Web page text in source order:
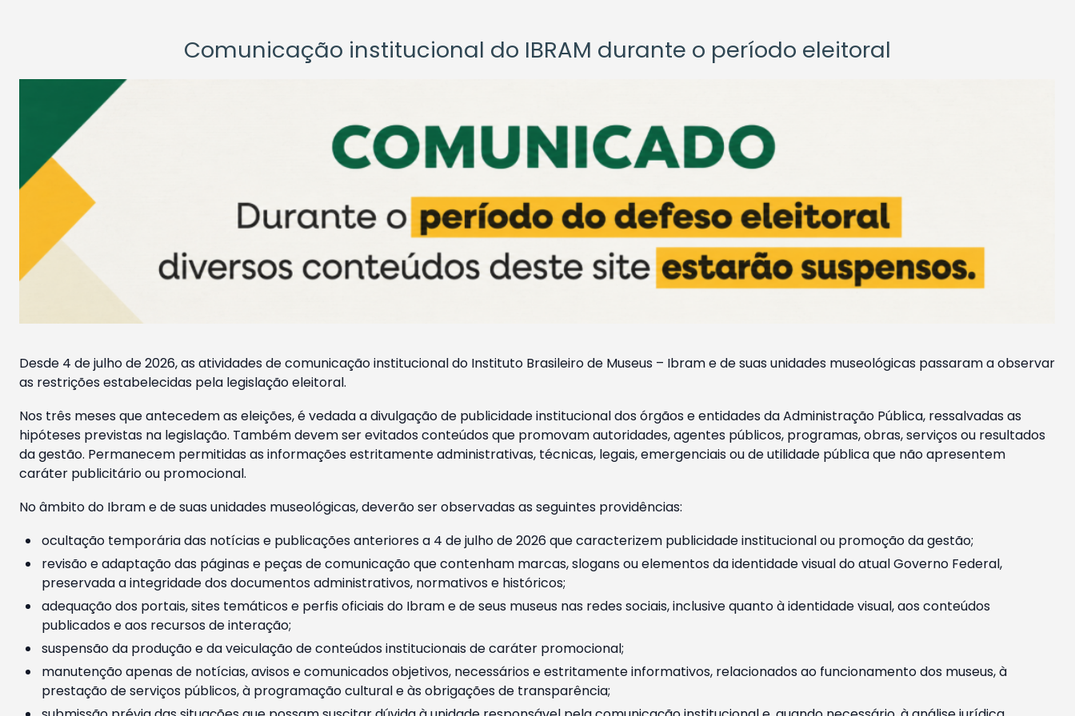
Comunicação institucional do IBRAM durante o período eleitoral
Desde 4 de julho de 2026, as atividades de comunicação institucional do Instituto Brasileiro de Museus – Ibram e de suas unidades museológicas passaram a observar
as restrições estabelecidas pela legislação eleitoral.
Nos três meses que antecedem as eleições, é vedada a divulgação de publicidade institucional dos órgãos e entidades da Administração Pública, ressalvadas as
hipóteses previstas na legislação. Também devem ser evitados conteúdos que promovam autoridades, agentes públicos, programas, obras, serviços ou resultados
da gestão. Permanecem permitidas as informações estritamente administrativas, técnicas, legais, emergenciais ou de utilidade pública que não apresentem
caráter publicitário ou promocional.
No âmbito do Ibram e de suas unidades museológicas, deverão ser observadas as seguintes providências:
ocultação temporária das notícias e publicações anteriores a 4 de julho de 2026 que caracterizem publicidade institucional ou promoção da gestão;
revisão e adaptação das páginas e peças de comunicação que contenham marcas, slogans ou elementos da identidade visual do atual Governo Federal,
preservada a integridade dos documentos administrativos, normativos e históricos;
adequação dos portais, sites temáticos e perfis oficiais do Ibram e de seus museus nas redes sociais, inclusive quanto à identidade visual, aos conteúdos
publicados e aos recursos de interação;
suspensão da produção e da veiculação de conteúdos institucionais de caráter promocional;
manutenção apenas de notícias, avisos e comunicados objetivos, necessários e estritamente informativos, relacionados ao funcionamento dos museus, à
prestação de serviços públicos, à programação cultural e às obrigações de transparência;